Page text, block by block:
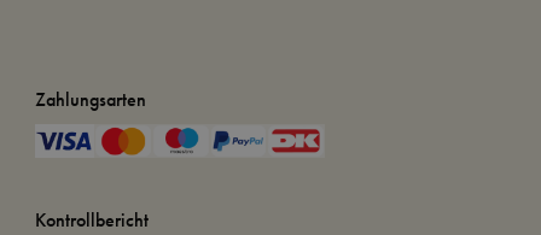
Zahlungsarten
Kontrollbericht